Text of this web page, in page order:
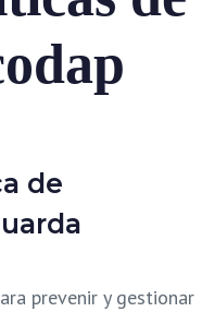
de
prevenir y gestionar